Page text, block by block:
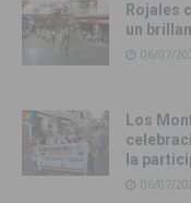
Rojales
un
06/07/
Los
la
06/07/